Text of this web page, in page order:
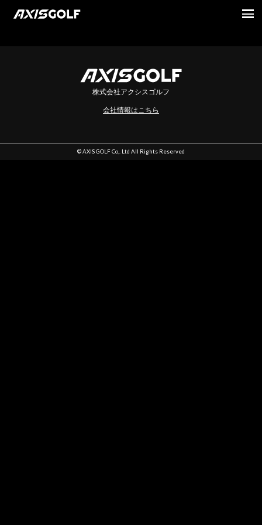
株式会社アクシスゴルフ
会社情報はこちら
© AXIS GOLF Co,. Ltd All Rights Reserved